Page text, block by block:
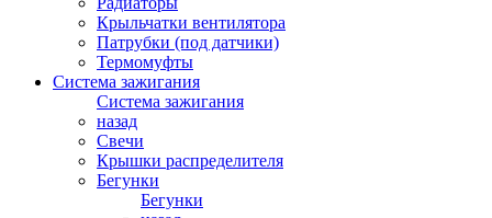
Крыльчатки вентилятора
Патрубки (под датчики)
Термомуфты
Система зажигания
Система зажигания
назад
Свечи
Крышки распределителя
Бегунки
Бегунки